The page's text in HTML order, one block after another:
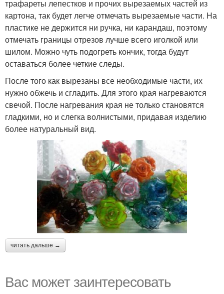
трафареты лепестков и прочих вырезаемых частей из
картона, так будет легче отмечать вырезаемые части. На
пластике не держится ни ручка, ни карандаш, поэтому
отмечать границы отрезов лучше всего иголкой или
шилом. Можно чуть подогреть кончик, тогда будут
оставаться более четкие следы.
После того как вырезаны все необходимые части, их
нужно обжечь и сгладить. Для этого края нагреваются
свечой. После нагревания края не только становятся
гладкими, но и слегка волнистыми, придавая изделию
более натуральный вид.
читать дальше →
Вас может заинтересовать